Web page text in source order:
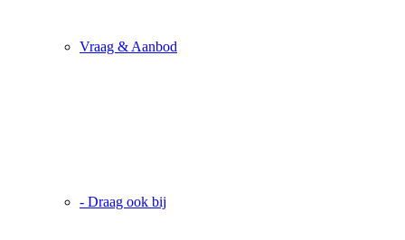
Vraag & Aanbod
- Draag ook bij